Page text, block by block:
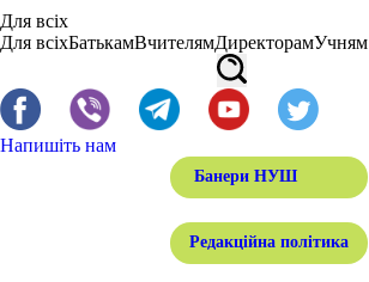
Для всіх
Для всіхБатькамВчителямДиректорамУчням
Напишіть нам
Банери НУШ
Редакційна політика